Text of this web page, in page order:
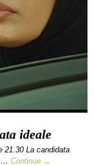
ideale
21.30 La candidata
… Continue →